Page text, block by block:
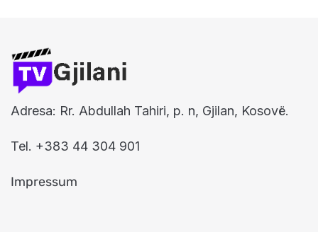
Adresa: Rr. Abdullah Tahiri, p. n, Gjilan, Kosovë.
Tel. +383 44 304 901
Impressum